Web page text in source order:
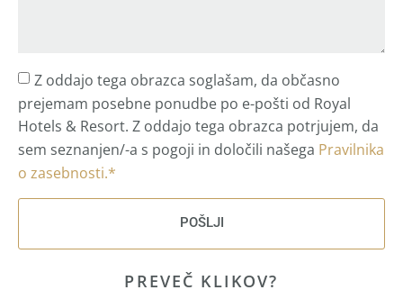
Z oddajo tega obrazca soglašam, da občasno
prejemam posebne ponudbe po e-pošti od Royal
Hotels & Resort. Z oddajo tega obrazca potrjujem, da
sem seznanjen/-a s pogoji in določili našega Pravilnika
o zasebnosti.*
POŠLJI
PREVEČ KLIKOV?